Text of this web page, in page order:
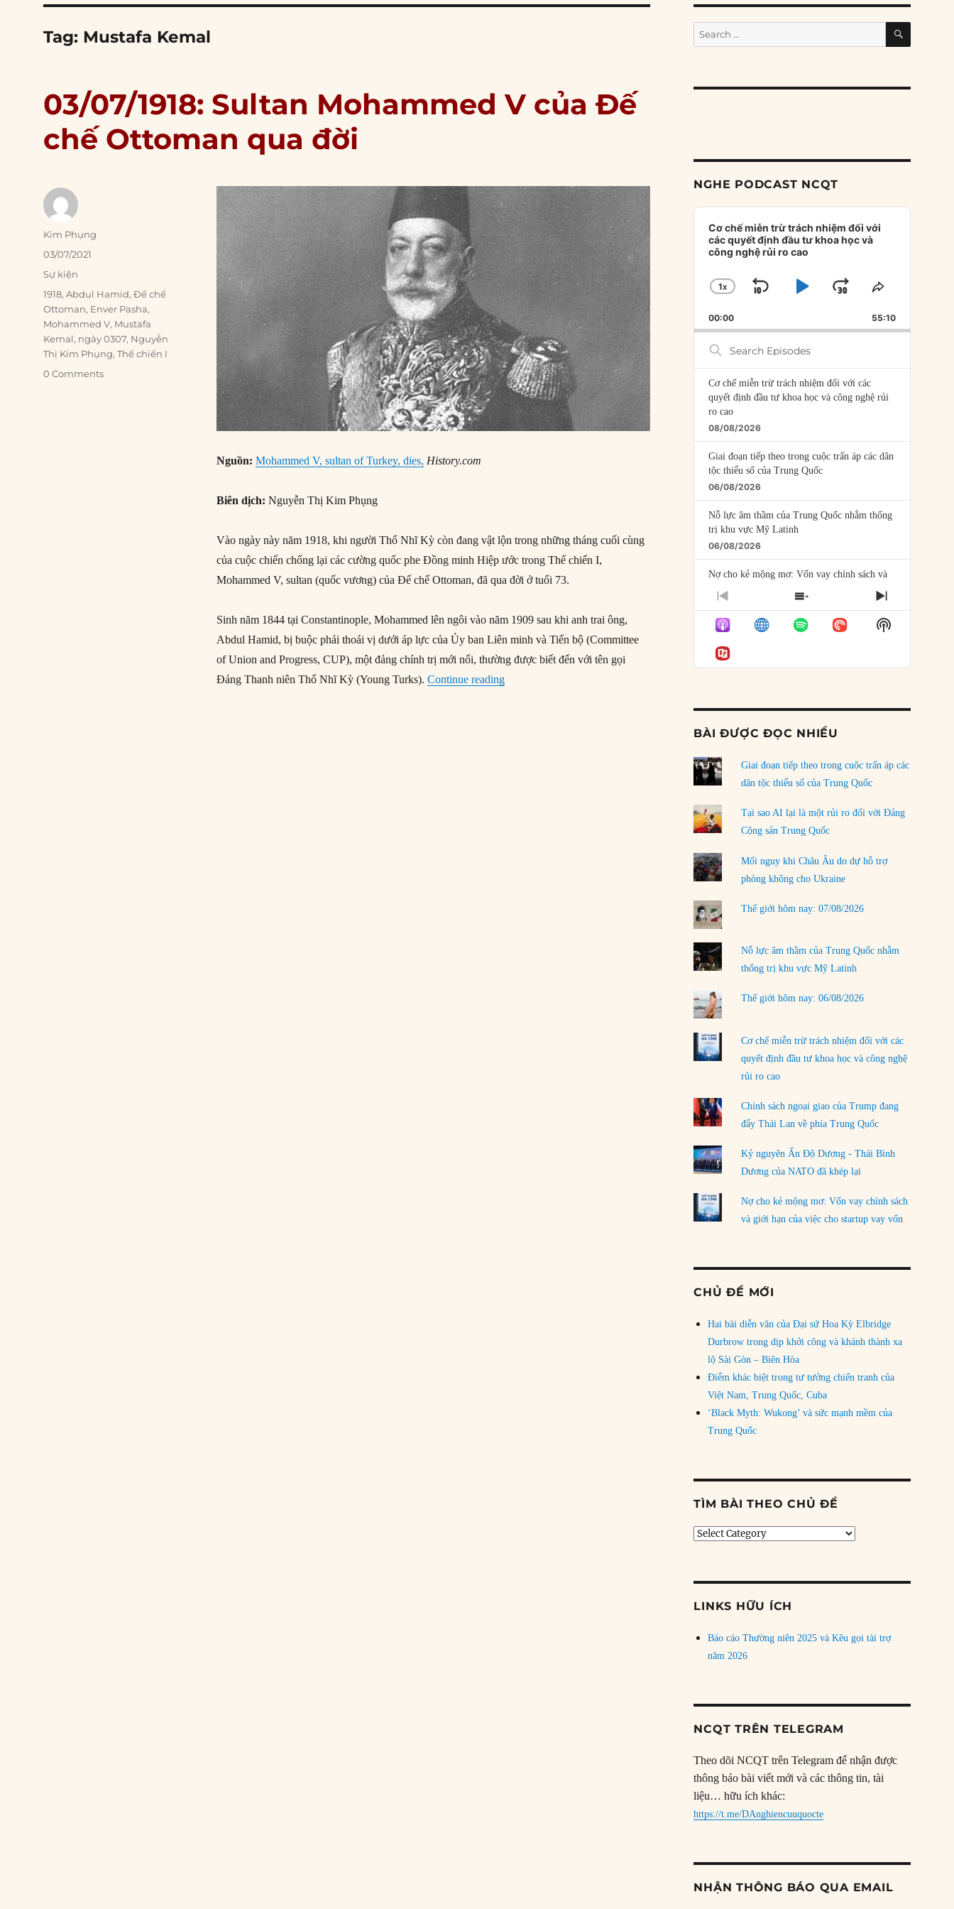
Tag: Mustafa Kemal
03/07/1918: Sultan Mohammed V của Đế
chế Ottoman qua đời
Nguồn:Mohammed V, sultan of Turkey, dies, History.com
Biên dịch: Nguyễn Thị Kim Phụng
Vào ngày này năm 1918, khi người Thổ Nhĩ Kỳ còn đang vật lộn trong những tháng cuối cùng
của cuộc chiến chống lại các cường quốc phe Đồng minh Hiệp ước trong Thế chiến I,
Mohammed V, sultan (quốc vương) của Đế chế Ottoman, đã qua đời ở tuổi 73.
Sinh năm 1844 tại Constantinople, Mohammed lên ngôi vào năm 1909 sau khi anh trai ông,
Abdul Hamid, bị buộc phải thoái vị dưới áp lực của Ủy ban Liên minh và Tiến bộ (Committee
of Union and Progress, CUP), một đảng chính trị mới nổi, thường được biết đến với tên gọi
Đảng Thanh niên Thổ Nhĩ Kỳ (Young Turks).Continue reading“03/07/1918: Sultan Mohammed V của Đế chế Ottoman qua đời”
Author
Kim Phụng
Posted
03/07/2021
Categories
Sự kiện
Tags
1918,Abdul Hamid,Đế chế
Ottoman, Enver Pasha,
Mohammed V, Mustafa
Kemal, ngày 0307, Nguyễn
Thị Kim Phụng,Thế chiến I
0 Comments
Search
for:
SEARCH
NGHE PODCAST NCQT
Audio
Player
Cơ chế miễn trừ trách nhiệm đối với
các quyết định đầu tư khoa học và
công nghệ rủi ro cao
CHANGE
RATE
1X
SKIP
BACKWARD
PLAYJUMP
FORWARD
SHARE
EPISODE
00:00 55:10
Search
Episodes
Cơ chế miễn trừ trách nhiệm đối với các
quyết định đầu tư khoa học và công nghệ rủi
ro cao
08/08/2026
Giai đoạn tiếp theo trong cuộc trấn áp các dân
tộc thiểu số của Trung Quốc
06/08/2026
Nỗ lực âm thầm của Trung Quốc nhằm thống
trị khu vực Mỹ Latinh
06/08/2026
Nợ cho kẻ mộng mơ: Vốn vay chính sách và
giới hạn của việc cho startup vay vốn
Mỹ Latinh đang trở thành “phòng thí nghiệm”
của phe cánh hữu mới
04/08/2026
Ngoại trưởng Nhật Bản?
Dương
03/08/2026
Đặt cược vào thất bại: Các quỹ đầu tư mạo
hiểm quốc gia và khía cạnh chính trị của vốn
02/08/2026
Làm thế nào để kết thúc Chiến tranh Iran?
01/08/2026
Chiến lược kế tiếp của Bắc Kinh ở Biển Đông
31/07/2026
LOAD MORE
PREVIOUS
EPISODE
SHOW
EPISODES
LIST
NEXT
EPISODE
Show
Podcast
BÀI ĐƯỢC ĐỌC NHIỀU
Giai đoạn tiếp theo trong cuộc trấn áp các
dân tộc thiểu số của Trung Quốc
Tại sao AI lại là một rủi ro đối với Đảng
Cộng sản Trung Quốc
Mối nguy khi Châu Âu do dự hỗ trợ
phòng không cho Ukraine
Thế giới hôm nay: 07/08/2026
Nỗ lực âm thầm của Trung Quốc nhằm
thống trị khu vực Mỹ Latinh
Thế giới hôm nay: 06/08/2026
Cơ chế miễn trừ trách nhiệm đối với các
quyết định đầu tư khoa học và công nghệ
rủi ro cao
Chính sách ngoại giao của Trump đang
đẩy Thái Lan về phía Trung Quốc
Kỷ nguyên Ấn Độ Dương - Thái Bình
Dương của NATO đã khép lại
Nợ cho kẻ mộng mơ: Vốn vay chính sách
và giới hạn của việc cho startup vay vốn
CHỦ ĐỀ MỚI
Hai bài diễn văn của Đại sứ Hoa Kỳ Elbridge
Durbrow trong dịp khởi công và khánh thành xa
lộ Sài Gòn – Biên Hòa
Điểm khác biệt trong tư tưởng chiến tranh của
Việt Nam, Trung Quốc, Cuba
‘Black Myth: Wukong’ và sức mạnh mềm của
Trung Quốc
TÌM BÀI THEO CHỦ ĐỀ
Tìm
LINKS HỮU ÍCH
Báo cáo Thường niên 2025 và Kêu gọi tài trợ
năm 2026
NCQT TRÊN TELEGRAM
Theo dõi NCQT trên Telegram để nhận được
thông báo bài viết mới và các thông tin, tài
liệu… hữu ích khác:
https://t.me/DAnghiencuuquocte
NHẬN THÔNG BÁO QUA EMAIL